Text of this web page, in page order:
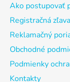
Ako postupovať
Registračná zľava
Reklamačný
Obchodné
Podmienky
Kontakty